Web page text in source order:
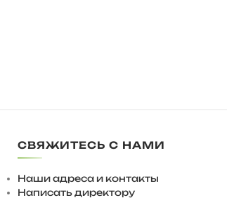
на поверхности пола.
собираются на обе стороны.
СВЯЖИТЕСЬ С НАМИ
Наши адреса и контакты
Написать директору